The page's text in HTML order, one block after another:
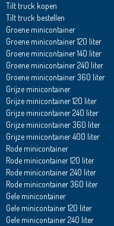
Tilt truck kopen
Tilt truck bestellen
Groene minicontainer
Groene minicontainer 120 liter
Groene minicontainer 140 liter
Groene minicontainer 240 liter
Groene minicontainer 360 liter
Grijze minicontainer
Grijze minicontainer 120 liter
Grijze minicontainer 240 liter
Grijze minicontainer 360 liter
Grijze minicontainer 400 liter
Rode minicontainer
Rode minicontainer 120 liter
Rode minicontainer 240 liter
Rode minicontainer 360 liter
Gele minicontainer
Gele minicontainer 120 liter
Gele minicontainer 240 liter